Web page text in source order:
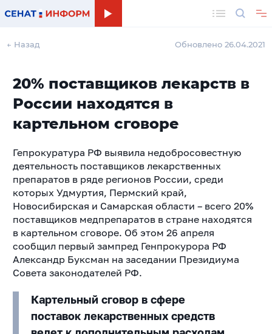
← Назад Обновлено 26.04.2021
20% поставщиков лекарств в
России находятся в
картельном сговоре
Гепрокуратура РФ выявила недобросовестную
деятельность поставщиков лекарственных
препаратов в ряде регионов России, среди
которых Удмуртия, Пермский край,
Новосибирская и Самарская области – всего 20%
поставщиков медпрепаратов в стране находятся
в картельном сговоре. Об этом 26 апреля
сообщил первый зампред Генпрокурора РФ
Александр Буксман на заседании Президиума
Совета законодателей РФ.
Картельный сговор в сфере
поставок лекарственных средств